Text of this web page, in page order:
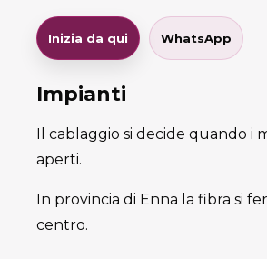
Inizia da qui WhatsApp
Impianti
Il cablaggio si decide quando i
aperti.
In provincia di Enna la fibra si
centro.